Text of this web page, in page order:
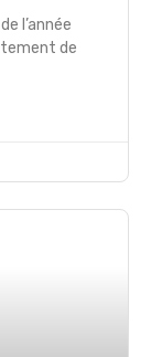
l’année
de